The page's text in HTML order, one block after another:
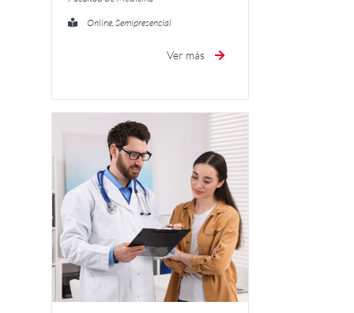
Online, Semipresencial
Ver más